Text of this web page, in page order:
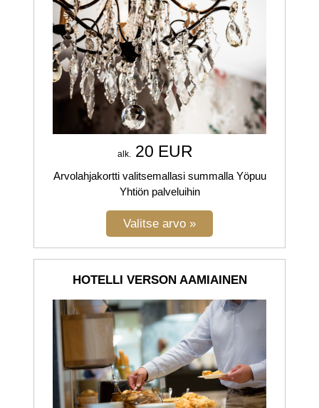
alk. 20 EUR
Arvolahjakortti valitsemallasi summalla Yöpuu
Yhtiön palveluihin
HOTELLI VERSON AAMIAINEN